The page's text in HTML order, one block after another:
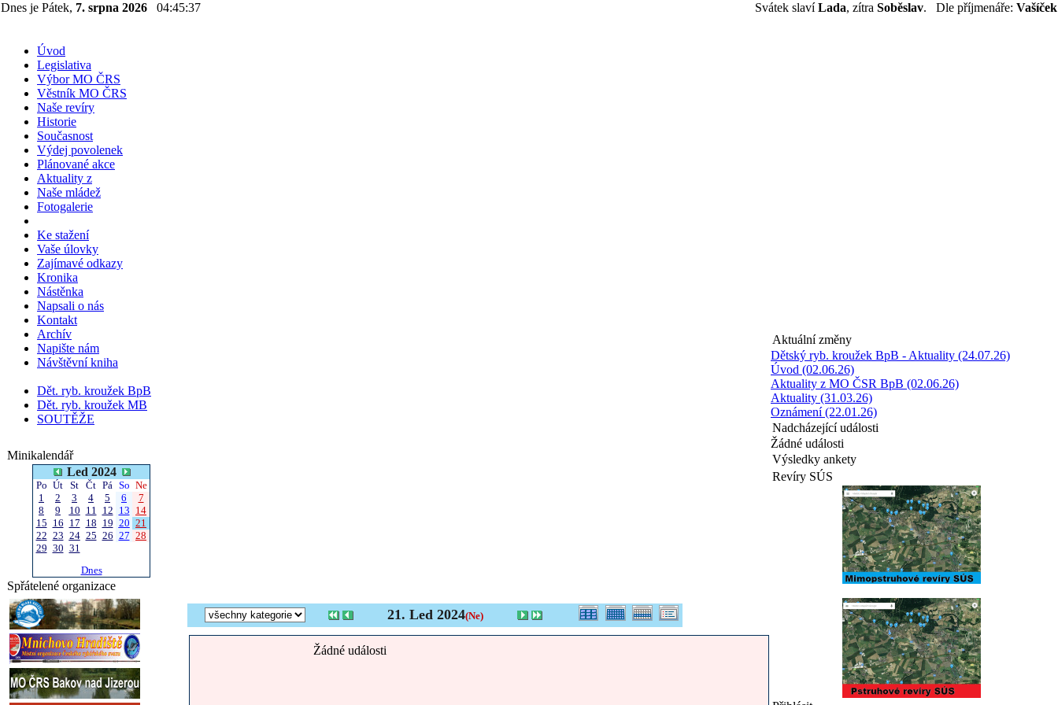
Dnes je Pátek, 7. srpna 2026 04:45:37 Svátek slavíLada, zítra Soběslav. Dle příjmenáře: Vašíček
Úvod
Legislativa
Výbor MO ČRS
Věstník MO ČRS
Naše revíry
Historie
Současnost
Výdej povolenek
Plánované akce
Aktuality z
Naše mládež
Fotogalerie
Ke stažení
Vaše úlovky
Zajímavé odkazy
Kronika
Nástěnka
Napsali o nás
Kontakt
Archív
Napište nám
Návštěvní kniha
Dět. ryb. kroužek BpB
Dět. ryb. kroužek MB
SOUTĚŽE
Minikalendář
Led 2024
Po Út St Čt Pá So Ne
1
2 3 4 5 6
7
8
9 10 11 12 13 14
15 16 17 18 19 20 21
22 23 24 25 26 27 28
29 30 31
Dnes
Spřátelené organizace
21. Led 2024(Ne)
Žádné události
Aktuální změny
Dětský ryb. kroužek BpB - Aktuality (24.07.26)
Úvod (02.06.26)
Aktuality z MO ČSR BpB (02.06.26)
Aktuality (31.03.26)
Oznámení (22.01.26)
Nadcházející události
Žádné události
Výsledky ankety
Revíry SÚS